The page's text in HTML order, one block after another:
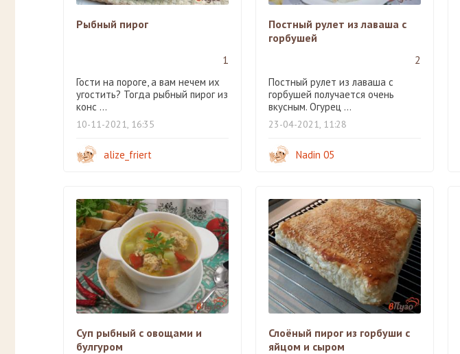
Рыбный пирог
1
Гости на пороге, а вам нечем их
угостить? Тогда рыбный пирог из
конс ...
10-11-2021, 16:35
alize_friert
Постный рулет из лаваша с
горбушей
2
Постный рулет из лаваша с
горбушей получается очень
вкусным. Огурец ...
23-04-2021, 11:28
Nadin 05
Суп рыбный с овощами и
булгуром
Слоёный пирог из горбуши с
яйцом и сыром